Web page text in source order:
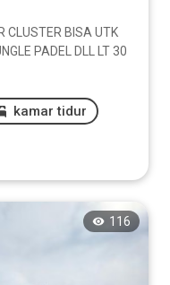
CLUSTER BISA UTK
PADEL DLL LT 30
kamar tidur
116